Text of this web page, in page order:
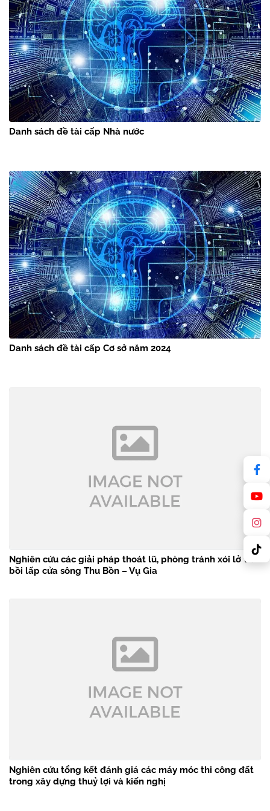
Danh sách đề tài cấp Nhà nước
Danh sách đề tài cấp Cơ sở năm 2024
Nghiên cứu các giải pháp thoát lũ, phòng tránh xói lở và
bồi lấp cửa sông Thu Bồn – Vụ Gia
Nghiên cứu tổng kết đánh giá các máy móc thi công đất
trong xây dựng thuỷ lợi và kiến nghị